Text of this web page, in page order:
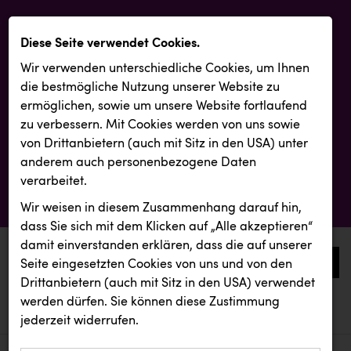
0
aktuelle aussendungen
aktuelle aussendungen
Diese Seite verwendet Cookies.
Wir verwenden unterschiedliche Cookies, um Ihnen
die best­mögliche Nutzung unserer Website zu
ermöglichen, sowie um unsere Website fortlaufend
zu verbessern. Mit Cookies werden von uns sowie
von Drittanbietern (auch mit Sitz in den USA) unter
anderem auch personenbezogene Daten
verarbeitet.
Wir weisen in diesem Zusammenhang darauf hin,
dass Sie sich mit dem Klicken auf „Alle akzeptieren“
damit ein­ver­standen erklären, dass die auf unserer
Seite eingesetzten Cookies von uns und von den
Drittanbietern (auch mit Sitz in den USA) verwendet
werden dürfen. Sie können diese Zustimmung
jederzeit widerrufen.